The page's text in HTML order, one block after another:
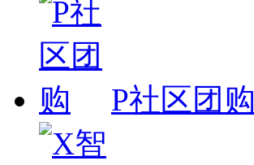
P社区团购